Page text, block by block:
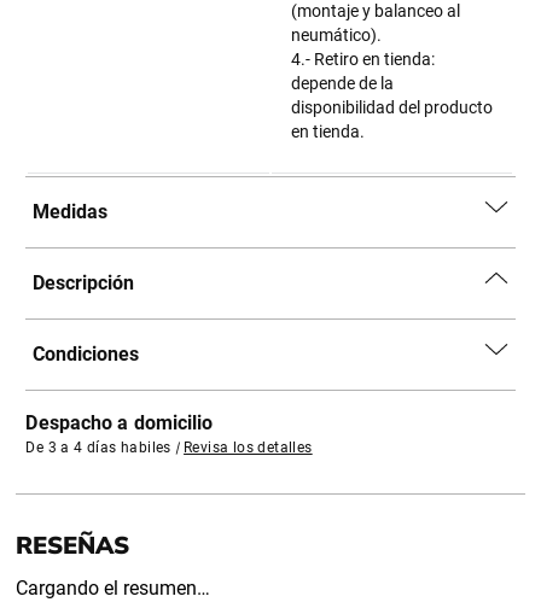
(montaje y balanceo al
neumático).
4.- Retiro en tienda:
depende de la
disponibilidad del producto
en tienda.
Medidas
Descripción
Condiciones
Despacho a domicilio
De 3 a 4 días habiles | Revisa los detalles
Cargando el resumen…